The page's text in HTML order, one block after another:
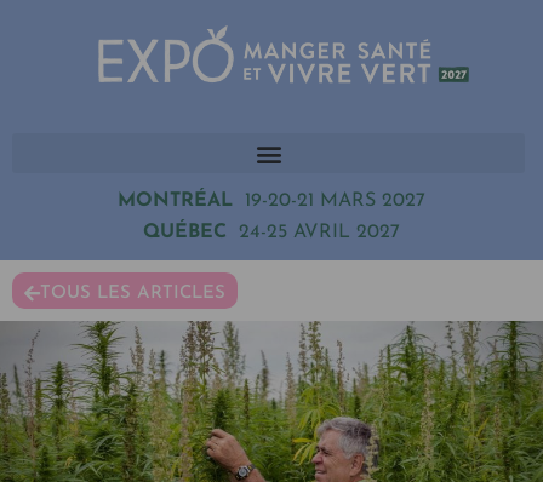
MONTRÉAL 19-20-21 MARS 2027
QUÉBEC 24-25 AVRIL 2027
TOUS LES ARTICLES